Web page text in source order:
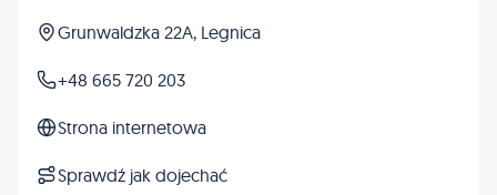
Grunwaldzka 22A, Legnica
+48 665 720 203
Strona internetowa
Sprawdź jak dojechać